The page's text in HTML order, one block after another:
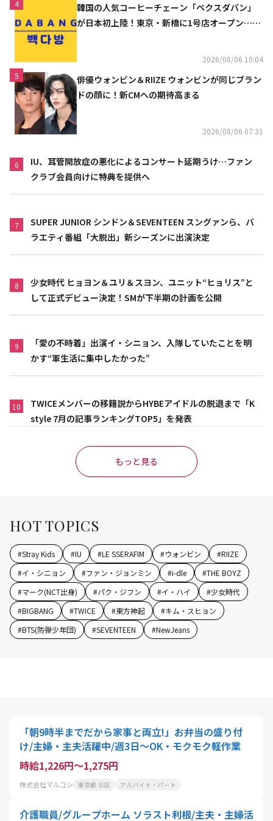
4
韓国の人気コーヒーチェーン「ペクスダバン」
が日本初上陸！東京・新橋に1号店オープン…海
2026/08/06 10:04
5
俳優ウォンビン＆RIIZE ウォンビンが同じブラン
ドの顔に！新CMへの期待高まる
2026/08/06 07:31
6
IU、耳管開放症の悪化によるコンサート延期うけ…ファン
クラブ会員向けに特典を提供へ
7
SUPER JUNIOR シンドン＆SEVENTEEN スングァンら、バ
ラエティ番組「大脱出」新シーズンに出演決定
8
少女時代 ヒョヨン＆ユリ＆スヨン、ユニット“ヒョリス”と
して正式デビュー決定！SMが下半期の計画を公開
9
「愛の不時着」出演イ・シニョン、入隊していたことを明
かす“軍生活に集中したかった”
10
TWICEメンバーの移籍説からHYBEアイドルの脱退まで「K
style 7月の記事ランキングTOP5」を発表
もっと見る
HOT TOPICS
#Stray Kids #IU #LE SSERAFIM #ウォンビン #RIIZE
#イ・シニョン #ファン・ジョンミン #i-dle #THE BOYZ
#マーク(NCT出身) #パク・ジフン #イ・ハイ #少女時代
#BIGBANG #TWICE #東方神起 #キム・スヒョン
#BTS(防弾少年団) #SEVENTEEN #NewJeans
「朝9時半までだから家事と両立!」お弁当の盛り付
け/主婦・主夫活躍中/週3日～OK・モクモク軽作業
時給1,226円～1,275円
株式会社マルコシ 東京都 北区 アルバイト・パート
介護職員/グループホーム ソラスト利根/主夫・主婦活